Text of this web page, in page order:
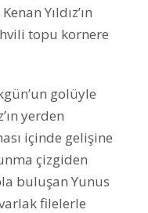
Yıldız’ın
topu kornere
golüyle
yerden
içinde gelişine
çizgiden
buluşan Yunus
filelerle